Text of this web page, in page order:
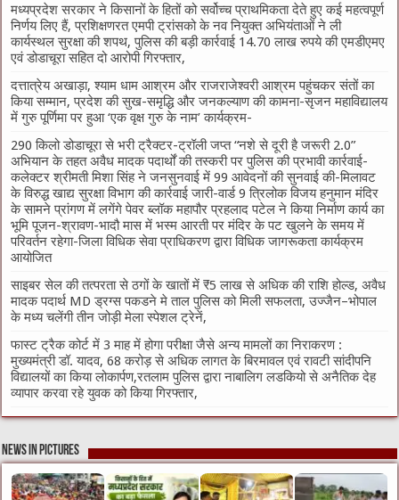
मध्यप्रदेश सरकार ने किसानों के हितों को सर्वोच्च प्राथमिकता देते हुए कई महत्वपूर्ण
निर्णय लिए हैं, प्रशिक्षणरत एमपी ट्रांसको के नव नियुक्त अभियंताओं ने ली
कार्यस्थल सुरक्षा की शपथ, पुलिस की बड़ी कार्रवाई 14.70 लाख रुपये की एमडीएमए
एवं डोडाचूरा सहित दो आरोपी गिरफ्तार,
दत्तात्रेय अखाड़ा, श्याम धाम आश्रम और राजराजेश्वरी आश्रम पहुंचकर संतों का
किया सम्मान, प्रदेश की सुख-समृद्धि और जनकल्याण की कामना-सृजन महाविद्यालय
में गुरु पूर्णिमा पर हुआ ‘एक वृक्ष गुरु के नाम’ कार्यक्रम-
290 किलो डोडाचूरा से भरी ट्रैक्टर-ट्रॉली जप्त “नशे से दूरी है जरूरी 2.0”
अभियान के तहत अवैध मादक पदार्थों की तस्करी पर पुलिस की प्रभावी कार्रवाई-
कलेक्टर श्रीमती मिशा सिंह ने जनसुनवाई में 99 आवेदनों की सुनवाई की-मिलावट
के विरुद्ध खाद्य सुरक्षा विभाग की कार्रवाई जारी-वार्ड 9 त्रिलोक विजय हनुमान मंदिर
के सामने प्रांगण में लगेंगे पेवर ब्लॉक महापौर प्रहलाद पटेल ने किया निर्माण कार्य का
भूमि पूजन-श्रावण-भादौ मास में भस्म आरती पर मंदिर के पट खुलने के समय में
परिवर्तन रहेगा-जिला विधिक सेवा प्राधिकरण द्वारा विधिक जागरूकता कार्यक्रम
आयोजित
साइबर सेल की तत्परता से ठगों के खातों में ₹5 लाख से अधिक की राशि होल्ड, अवैध
मादक पदार्थ MD ड्रग्स पकडने मे ताल पुलिस को मिली सफलता, उज्जैन–भोपाल
के मध्य चलेंगी तीन जोड़ी मेला स्पेशल ट्रेनें,
फास्ट ट्रैक कोर्ट में 3 माह में होगा परीक्षा जैसे अन्य मामलों का निराकरण :
मुख्यमंत्री डॉ. यादव, 68 करोड़ से अधिक लागत के बिरमावल एवं रावटी सांदीपनि
विद्यालयों का किया लोकार्पण,रतलाम पुलिस द्वारा नाबालिग लडकियो से अनैतिक देह
व्यापार करवा रहे युवक को किया गिरफ्तार,
News in Pictures